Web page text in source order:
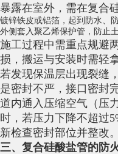
暴露在室外，需在复合
镀锌铁皮或铝箔 ，起到防水、
外侧套入聚乙烯保护管 ，防止
施工过程中需重点规避
损，搬运与安装时需轻
若发现保温层出现裂缝
是密封不严，接口密封
道内通入压缩空气（压
时，若压力下降不超过
新检查密封部位并整改。
三、复合硅酸盐管的防